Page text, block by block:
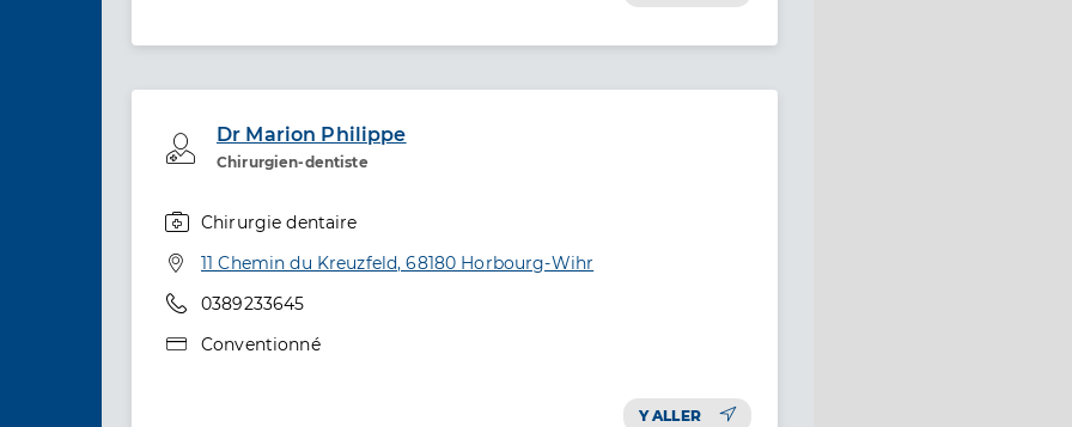
Dr Marion Philippe
Chirurgien-dentiste
Professionel de santé
Chirurgie dentaire
Adresse
11 Chemin du Kreuzfeld, 68180 Horbourg-Wihr
Téléphone
0389233645
Type de convention
Conventionné
Y ALLER